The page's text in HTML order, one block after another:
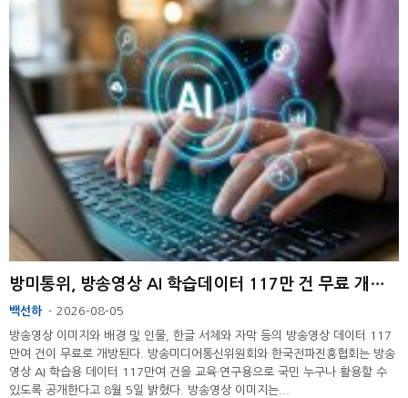
방미통위, 방송영상 AI 학습데이터 117만 건 무료 개방 ...
백선하 - 2026-08-05
방송영상 이미지와 배경 및 인물, 한글 서체와 자막 등의 방송영상 데이터 117
만여 건이 무료로 개방된다. 방송미디어통신위원회와 한국전파진흥협회는 방송
영상 AI 학습용 데이터 117만여 건을 교육·연구용으로 국민 누구나 활용할 수
있도록 공개한다고 8월 5일 밝혔다. 방송영상 이미지는...